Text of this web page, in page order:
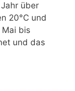
über
20°C und
bis
und das